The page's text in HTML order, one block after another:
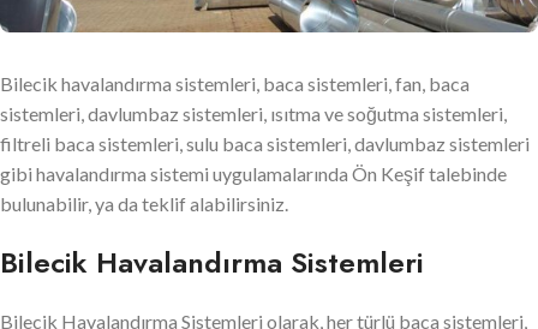
Bilecik havalandırma sistemleri, baca sistemleri, fan, baca
sistemleri, davlumbaz sistemleri, ısıtma ve soğutma sistemleri,
filtreli baca sistemleri, sulu baca sistemleri, davlumbaz sistemleri
gibi havalandırma sistemi uygulamalarında Ön Keşif talebinde
bulunabilir, ya da teklif alabilirsiniz.
Bilecik Havalandırma Sistemleri
Bilecik Havalandırma Sistemleri olarak, her türlü baca sistemleri,